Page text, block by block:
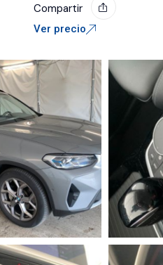
Compartir
Ver precio